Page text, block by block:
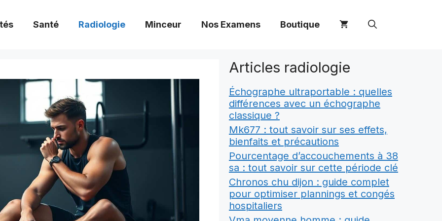
Santé Radiologie Minceur Nos Examens Boutique
Articles radiologie
Échographe ultraportable : quelles
différences avec un échographe
classique ?
Mk677 : tout savoir sur ses effets,
bienfaits et précautions
Pourcentage d’accouchements à 38
sa : tout savoir sur cette période clé
Chronos chu dijon : guide complet
pour optimiser plannings et congés
hospitaliers